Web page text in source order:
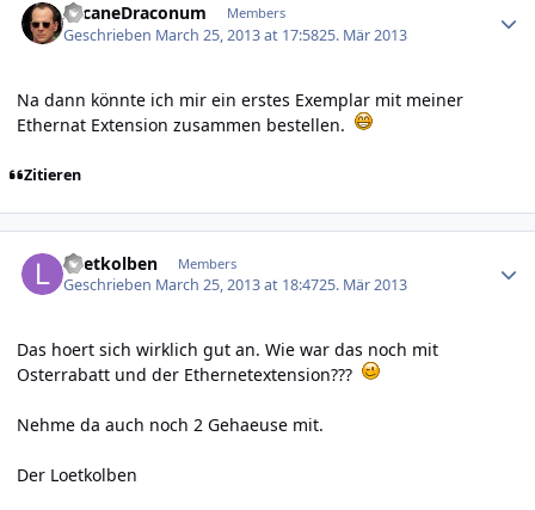
ArcaneDraconum Members
Geschrieben March 25, 2013 at 17:5825. Mär 2013
Na dann könnte ich mir ein erstes Exemplar mit meiner
Ethernat Extension zusammen bestellen.
Zitieren
Loetkolben Members
Geschrieben March 25, 2013 at 18:4725. Mär 2013
Das hoert sich wirklich gut an. Wie war das noch mit
Osterrabatt und der Ethernetextension???
Nehme da auch noch 2 Gehaeuse mit.
Der Loetkolben